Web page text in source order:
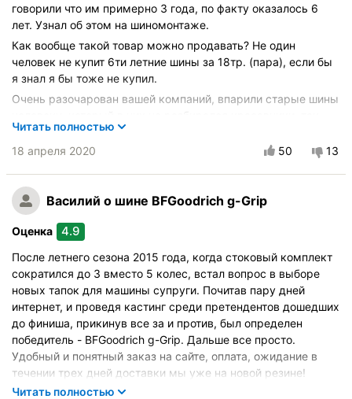
говорили что им примерно 3 года, по факту оказалось 6
лет. Узнал об этом на шиномонтаже.
Как вообще такой товар можно продавать? Не один
человек не купит 6ти летние шины за 18тр. (пара), если бы
я знал я бы тоже не купил.
Очень разочарован вашей компаний, впарили старые шины
держать, как говорятся не обманешь не протянешь.
Заказ № 1225109
Покупал шины: BFGoodrich g-Grip 255/35 R18 94Y XL
Автомобиль: Mercedes E-Class Coupe
Купите опять?:
Управление на мокрой дороге
Курсовая устойчивость
Комфорт при движении
Бесшумность в движении
Эффективность торможения
Стойкость к аквапланированию
Скоростные характеристики
Читать полностью
18 апреля 2020
50 13
Василий о шине BFGoodrich g-Grip
Оценка 4.9
После летнего сезона 2015 года, когда стоковый комплект
сократился до 3 вместо 5 колес, встал вопрос в выборе
новых тапок для машины супруги. Почитав пару дней
интернет, и проведя кастинг среди претендентов дошедших
до финиша, прикинув все за и против, был определен
победитель - BFGoodrich g-Grip. Дальше все просто.
Удобный и понятный заказ на сайте, оплата, ожидание в
течении трех дней доставки мы уже на новой резине!
Резина скорее не шоссейный слик, а честная АТшка.
Читать полностью